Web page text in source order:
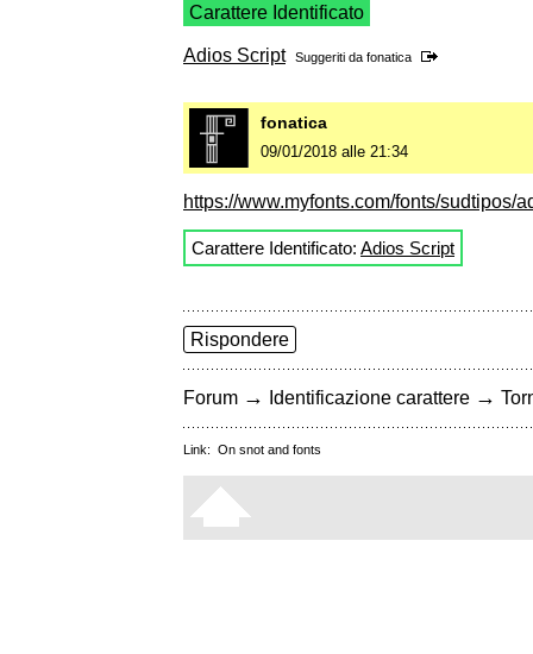
Carattere Identificato
Adios Script Suggeriti da fonatica
fonatica
09/01/2018 alle 21:34
https://www.myfonts.com/fonts/sudtipos/
Carattere Identificato: Adios Script
Rispondere
Forum → Identificazione carattere →
Link: On snot and fonts